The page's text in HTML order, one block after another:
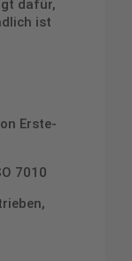
dafür,
ist
Erste-
7010